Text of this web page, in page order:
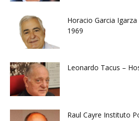
Horacio Garcia
1969
Leonardo Tacus –
Raul Cayre Instituto